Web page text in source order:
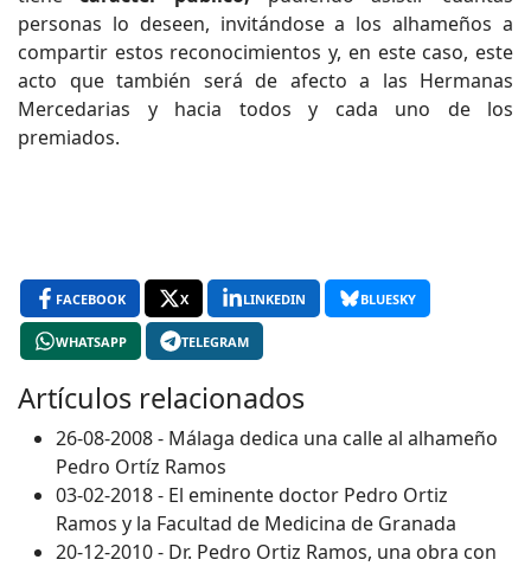
personas lo deseen, invitándose a los alhameños a
compartir estos reconocimientos y, en este caso, este
acto que también será de afecto a las Hermanas
Mercedarias y hacia todos y cada uno de los
premiados.
FACEBOOK X LINKEDIN BLUESKY
WHATSAPP TELEGRAM
Artículos relacionados
26-08-2008 - Málaga dedica una calle al alhameño
Pedro Ortíz Ramos
03-02-2018 - El eminente doctor Pedro Ortiz
Ramos y la Facultad de Medicina de Granada
20-12-2010 - Dr. Pedro Ortiz Ramos, una obra con